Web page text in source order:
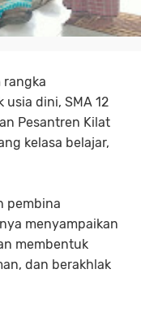
rangka
dini, SMA 12
Pesantren Kilat
kelasa belajar,
pembina
menyampaikan
membentuk
dan berakhlak